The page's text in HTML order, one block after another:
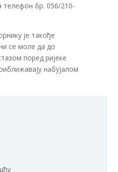
телефон бр. 056/210-
је такође
се моле да до
поред ријеке
набујалом